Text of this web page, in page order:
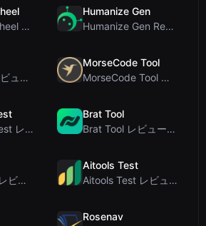
Super SpinWheel レビュー：プライバシー最優先の無料ホイールスピナーでランダム抽選
Humanize Gen
Humanize Gen Review: A Deep Dive into This Free AI...
PIS Tester レビュー：偽の友達を暴く、AI完全排除の友情クイズ
MorseCode Tool
MorseCode Tool レビュー：音声と光を備えた無料オンラインテキスト⇔モールス信号変換ツー...
Name LoveTest レビュー：プライバシー重視で画像を共有できる恋愛相性計算ツール
Brat Tool
Brat Tool レビュー：無料のCharli XCX風Bratテキスト生成ツール
Letters Font レビュー：Instagramなどで使える無料Unicodeフォントジェネレ...
Aitools Test
Aitools Test レビュー：無料ブラウザベースのAI検出器、トークンカウンター、コスト見積も...
Rosenav